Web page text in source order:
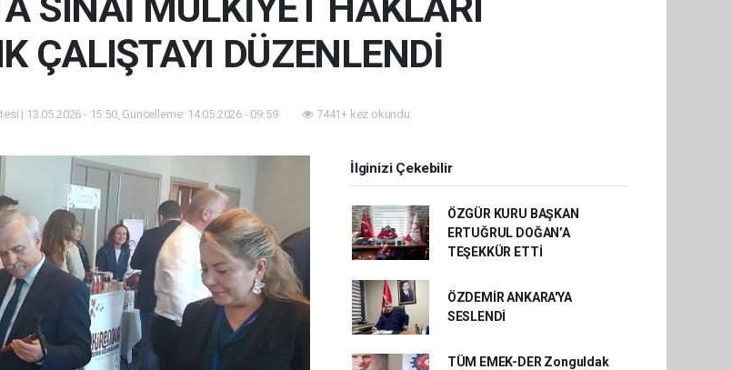
ÇALIŞTAYI DÜZENLENDİ
| 13.05.2026 - 15:50, Güncelleme: 14.05.2026 - 09:59 7441+ kez okundu.
İlginizi Çekebilir
ÖZGÜR KURU BAŞKAN
ERTUĞRUL DOĞAN’A
TEŞEKKÜR ETTİ
ÖZDEMİR ANKARA'YA
SESLENDİ
TÜM EMEK-DER Zonguldak